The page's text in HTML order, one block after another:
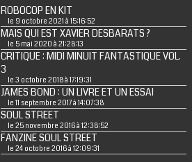
ROBOCOP EN KIT
le 9 octobre 2021 à 15:16:52
MAIS QUI EST XAVIER DESBARATS ?
le 5 mai 2020 à 21:28:13
CRITIQUE : MIDI MINUIT FANTASTIQUE VOL.
3
le 3 octobre 2018 à 17:19:31
JAMES BOND : UN LIVRE ET UN ESSAI
le 11 septembre 2017 à 14:07:38
SOUL STREET
le 25 novembre 2016 à 12:38:52
FANZINE SOUL STREET
le 24 octobre 2016 à 12:09:31